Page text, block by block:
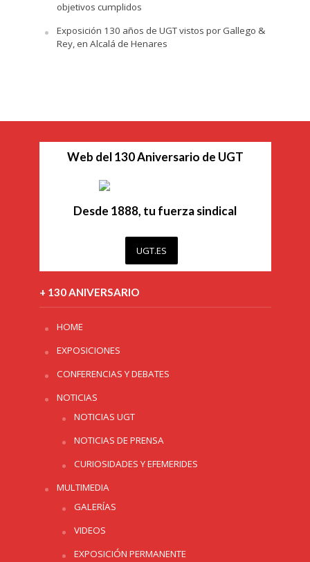
objetivos cumplidos
Exposición 130 años de UGT vistos por Gallego &
Rey, en Alcalá de Henares
Web del 130 Aniversario de UGT
Desde 1888, tu fuerza sindical
UGT.ES
+ 130 ANIVERSARIO
HOME
EXPOSICIONES
CONFERENCIAS Y DEBATES
NOTICIAS
NOTICIAS UGT
NOTICIAS DE PRENSA
CURIOSIDADES Y EFEMERIDES
MULTIMEDIA
GALERÍAS
VIDEOS
EXPOSICIÓN PERMANENTE